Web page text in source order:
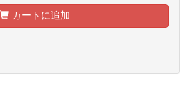
カートに追加